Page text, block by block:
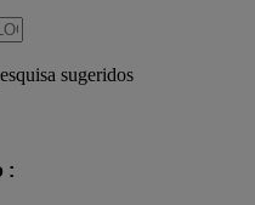
sugeridos
: